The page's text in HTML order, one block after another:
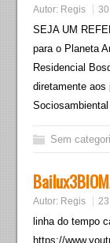
Autor: Regis
SEJA UM
para o Planeta
Residencial
diretamente
Sem
Autor: Regis
linha do tempo
https://